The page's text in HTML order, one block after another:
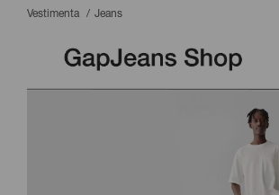
Vestimenta Jeans